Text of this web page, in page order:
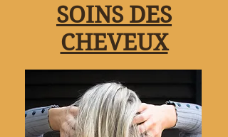
SOINS DES
CHEVEUX